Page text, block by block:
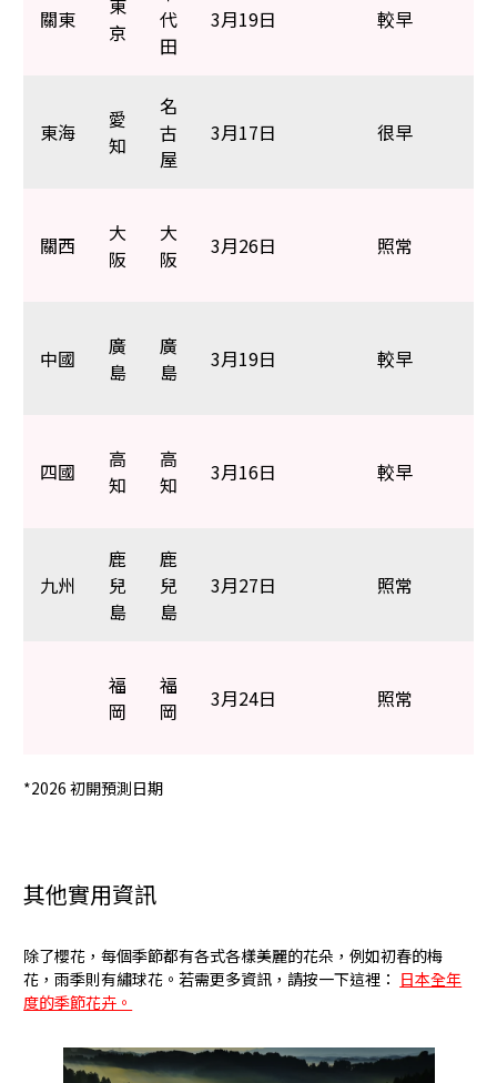
關東
東
京
代
田
3月19日 較早
東海
愛
知
名
古
屋
3月17日 很早
關西
大
阪
大
阪
3月26日 照常
中國
廣
島
廣
島
3月19日 較早
四國
高
知
高
知
3月16日 較早
九州
鹿
兒
島
鹿
兒
島
3月27日 照常
福
岡
福
岡
3月24日 照常
*2026 初開預測日期
其他實用資訊
除了櫻花，每個季節都有各式各樣美麗的花朵，例如初春的梅
花，雨季則有繡球花。若需更多資訊，請按一下這裡： 日本全年
度的季節花卉。